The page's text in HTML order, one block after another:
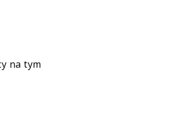
na tym